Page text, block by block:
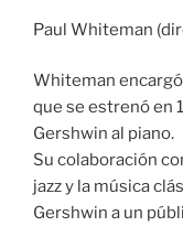
Paul Whiteman
Whiteman
que se estrenó en
Gershwin al piano.
Su colaboración
jazz y la música
Gershwin a un